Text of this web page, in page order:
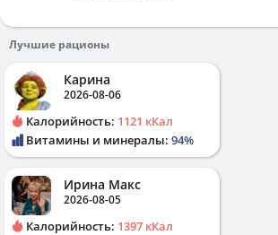
Лучшие рационы
Карина
2026-08-06
Калорийность: 1121 кКал
Витамины и минералы: 94%
Ирина Макс
2026-08-05
Калорийность: 1397 кКал